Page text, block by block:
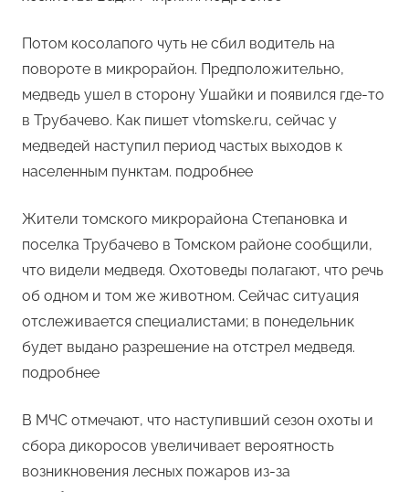
Потом косолапого чуть не сбил водитель на
повороте в микрорайон. Предположительно,
медведь ушел в сторону Ушайки и появился где-то
в Трубачево. Как пишет vtomske.ru, сейчас у
медведей наступил период частых выходов к
населенным пунктам. подробнее
Жители томского микрорайона Степановка и
поселка Трубачево в Томском районе сообщили,
что видели медведя. Охотоведы полагают, что речь
об одном и том же животном. Сейчас ситуация
отслеживается специалистами; в понедельник
будет выдано разрешение на отстрел медведя.
подробнее
В МЧС отмечают, что наступивший сезон охоты и
сбора дикоросов увеличивает вероятность
возникновения лесных пожаров из-за